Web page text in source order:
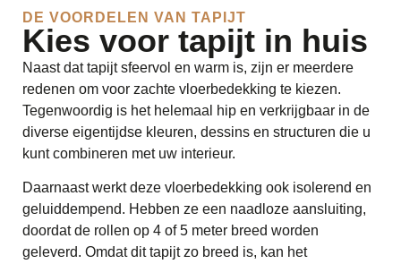
DE VOORDELEN VAN TAPIJT
Kies voor tapijt in huis
Naast dat tapijt sfeervol en warm is, zijn er meerdere
redenen om voor zachte vloerbedekking te kiezen.
Tegenwoordig is het helemaal hip en verkrijgbaar in de
diverse eigentijdse kleuren, dessins en structuren die u
kunt combineren met uw interieur.
Daarnaast werkt deze vloerbedekking ook isolerend en
geluiddempend. Hebben ze een naadloze aansluiting,
doordat de rollen op 4 of 5 meter breed worden
geleverd. Omdat dit tapijt zo breed is, kan het